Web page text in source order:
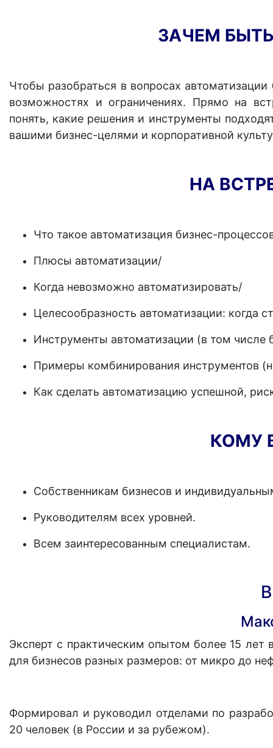
ЗАЧЕМ
Чтобы разобраться в вопросах
возможностях и ограничениях. Прямо на
понять, какие решения и инструменты
вашими бизнес-целями и корпоративной
НА
Что такое автоматизация бизнес-
Плюсы автоматизации/
Когда невозможно автоматизировать/
Целесообразность автоматизации: когда
Инструменты автоматизации (в том числе
Примеры комбинирования инструментов
Как сделать автоматизацию успешной,
КОМУ
Собственникам бизнесов и
Руководителям всех уровней.
Всем заинтересованным специалистам.
Эксперт с практическим опытом более 15 лет
для бизнесов разных размеров: от микро до
Формировал и руководил отделами по
20 человек (в России и за рубежом).